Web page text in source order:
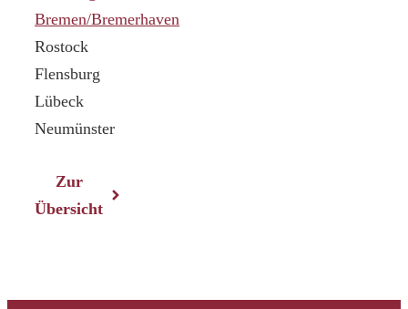
Bremen/Bremerhaven
Rostock
Flensburg
Lübeck
Neumünster
Zur
Übersicht